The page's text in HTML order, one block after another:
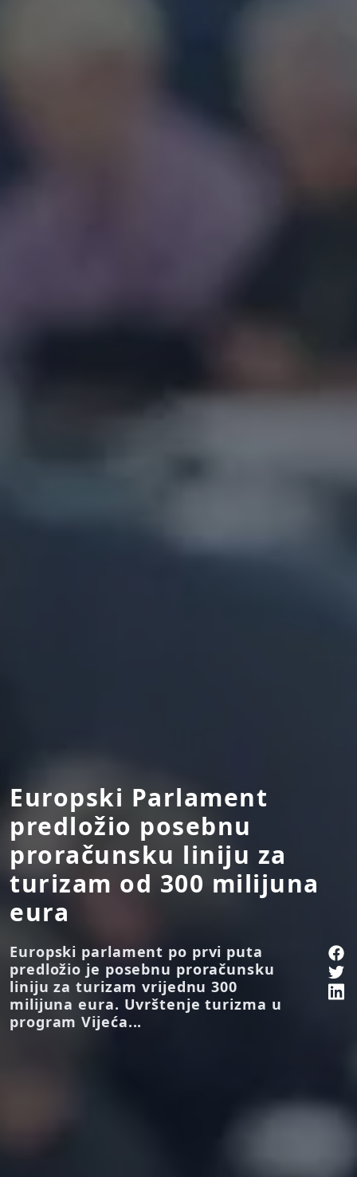
Europski Parlament
predložio posebnu
proračunsku liniju za
turizam od 300 milijuna
eura
Europski parlament po prvi puta
predložio je posebnu proračunsku
liniju za turizam vrijednu 300
milijuna eura. Uvrštenje turizma u
program Vijeća...